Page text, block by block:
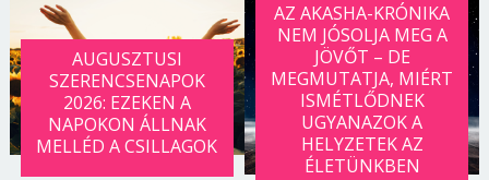
AUGUSZTUSI
SZERENCSENAPOK
2026: EZEKEN A
NAPOKON ÁLLNAK
MELLÉD A CSILLAGOK
AZ AKASHA-KRÓNIKA
NEM JÓSOLJA MEG A
JÖVŐT – DE
MEGMUTATJA, MIÉRT
ISMÉTLŐDNEK
UGYANAZOK A
HELYZETEK AZ
ÉLETÜNKBEN